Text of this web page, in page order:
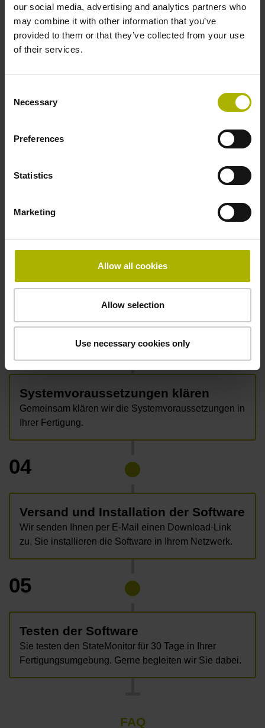
our social media, advertising and analytics partners who
may combine it with other information that you’ve
provided to them or that they’ve collected from your use
of their services.
Selection
Necessary
Preferences
Statistics
Marketing
Allow all cookies
Allow selection
Use necessary cookies only
01
Kontaktaufnahme mit HEIDENHAIN
Werkstatt:
02
In einem ersten Gespräch klären wir Ihre Erwartungen
und Wünsche rund um MDE und BDE.
Systemvoraussetzungen klären
Gemeinsam klären wir die Systemvoraussetzungen in
Ihrer Fertigung.
04
Versand und Installation der Software
Wir senden Ihnen per E-Mail einen Download-Link
zu, Sie installieren die Software in Ihrem Netzwerk.
05
Testen der Software
Sie testen den StateMonitor für 30 Tage in Ihrer
Fertigungsumgebung. Gerne begleiten wir Sie dabei.
FAQ